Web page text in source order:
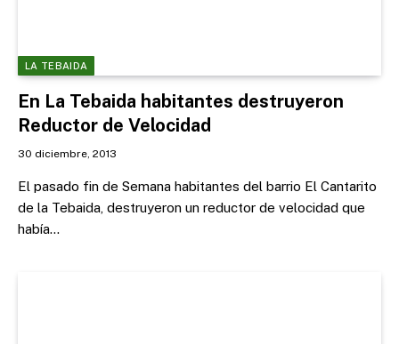
LA TEBAIDA
En La Tebaida habitantes destruyeron
Reductor de Velocidad
30 diciembre, 2013
El pasado fin de Semana habitantes del barrio El Cantarito
de la Tebaida, destruyeron un reductor de velocidad que
había…